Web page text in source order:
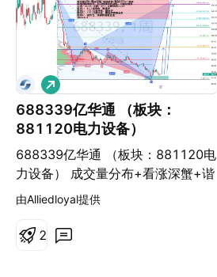
688339亿华通 （板块：
881120电力设备）
688339亿华通 （板块：881120电
力设备） 成交量分布+看涨深蟹+谐
波嵌套+看涨pinbar=做多 周线回踩
做多 入场：33.75 止损：27.1 止损
做
多
由Alliedloyal提供
2